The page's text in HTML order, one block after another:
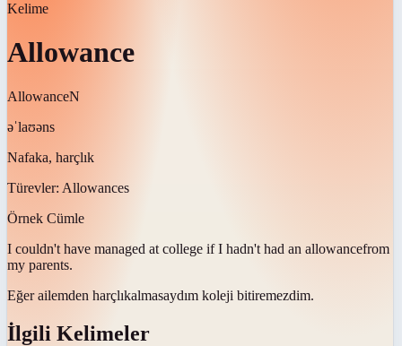
Kelime
Allowance
AllowanceN
əˈlaʊəns
Nafaka, harçlık
Türevler: Allowances
Örnek Cümle
I couldn't have managed at college if I hadn't had an allowancefrom
my parents.
Eğer ailemden harçlıkalmasaydım koleji bitiremezdim.
İlgili Kelimeler